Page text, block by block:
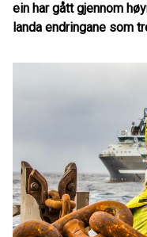
ein har gått gjennom
landa endringane som